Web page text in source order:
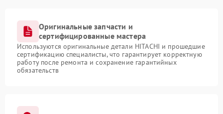
Оригинальные запчасти и
сертифицированные мастера
Используются оригинальные детали HITACHI и прошедшие
сертификацию специалисты, что гарантирует корректную
работу после ремонта и сохранение гарантийных
обязательств